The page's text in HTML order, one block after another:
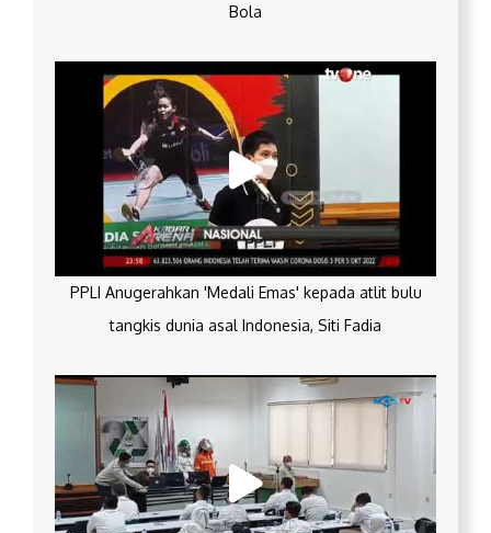
Bola
PPLI Anugerahkan 'Medali Emas' kepada atlit bulu
tangkis dunia asal Indonesia, Siti Fadia